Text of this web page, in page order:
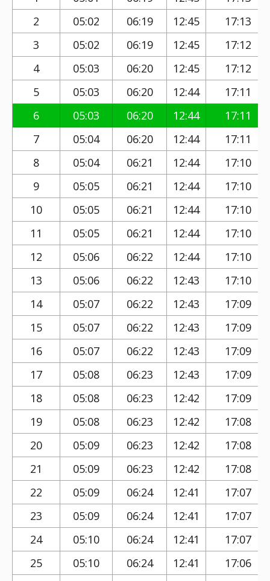
2
05:02 06:19 12:45
17:13
3
05:02 06:19 12:45
17:12
4
05:03 06:20 12:45
17:12
5
05:03 06:20 12:44
17:11
6
05:03 06:20 12:44
17:11
7
05:04 06:20 12:44
17:11
8
05:04 06:21 12:44
17:10
9
05:05 06:21 12:44
17:10
10
05:05 06:21 12:44
17:10
11
05:05 06:21 12:44
17:10
12
05:06 06:22 12:44
17:10
13
05:06 06:22 12:43
17:10
14
05:07 06:22 12:43
17:09
15
05:07 06:22 12:43
17:09
16
05:07 06:22 12:43
17:09
17
05:08 06:23 12:43
17:09
18
05:08 06:23 12:42
17:09
19
05:08 06:23 12:42
17:08
20
05:09 06:23 12:42
17:08
21
05:09 06:23 12:42
17:08
22
05:09 06:24 12:41
17:07
23
05:09 06:24 12:41
17:07
24
05:10 06:24 12:41
17:07
25
05:10 06:24 12:41
17:06